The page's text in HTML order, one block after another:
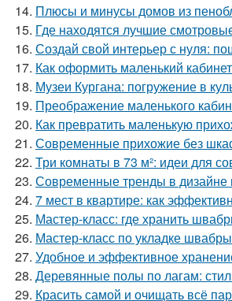
14. Плюсы и минусы домов из
15. Где находятся лучшие
16. Создай свой интерьер с нуля:
17. Как оформить маленький
18. Музеи Кургана: погружение в
19. Преображение маленького
20. Как превратить маленькую
21. Современные прихожие без
22. Три комнаты в 73 м²: идеи для
23. Современные тренды в дизайне
24. 7 мест в квартире: как
25. Мастер-класс: где хранить
26. Мастер-класс по укладке
27. Удобное и эффективное
28. Деревянные полы по лагам:
29. Красить самой и очищать всё